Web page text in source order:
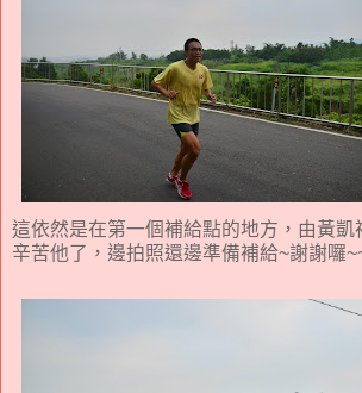
這依然是在第一個補給點的地方，由黃凱
辛苦他了，邊拍照還邊準備補給~謝謝囉